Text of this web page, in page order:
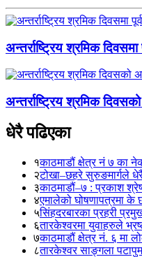
अन्तर्राष्ट्रिय श्रमिक
अन्तर्राष्ट्रिय श्रमिक
धेरै पढिएका
१काठमाडौं क्षेत्र नं ७ का
२टोखा–छहरे सुरुङमार्गले
३काठमाडौं–७ : प्रकाश
४एमालेको घोषणापत्रमा के
५सिंहदरबारका प्रहरी
६तारकेश्वरमा युवाहरुले
७काठमाडौं क्षेत्र नं. ६ मा
८तारकेश्वर साङ्गला